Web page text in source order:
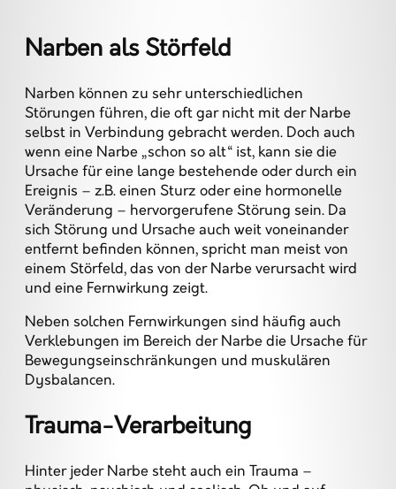
Narben als Störfeld
Narben können zu sehr unterschiedlichen
Störungen führen, die oft gar nicht mit der Narbe
selbst in Verbindung gebracht werden. Doch auch
wenn eine Narbe „schon so alt“ ist, kann sie die
Ursache für eine lange bestehende oder durch ein
Ereignis – z.B. einen Sturz oder eine hormonelle
Veränderung – hervorgerufene Störung sein. Da
sich Störung und Ursache auch weit voneinander
entfernt befinden können, spricht man meist von
einem Störfeld, das von der Narbe verursacht wird
und eine Fernwirkung zeigt.
Neben solchen Fernwirkungen sind häufig auch
Verklebungen im Bereich der Narbe die Ursache für
Bewegungseinschränkungen und muskulären
Dysbalancen.
Trauma-Verarbeitung
Hinter jeder Narbe steht auch ein Trauma –